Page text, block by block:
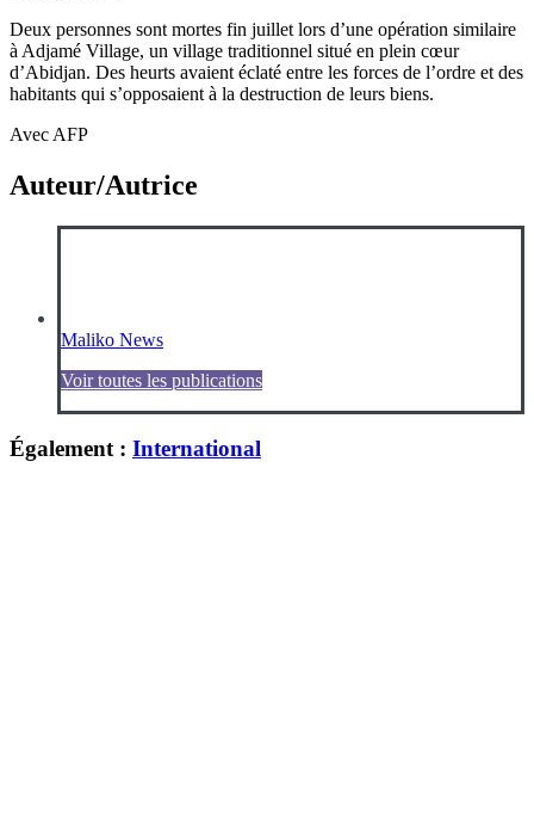
Deux personnes sont mortes fin juillet lors d’une opération similaire
à Adjamé Village, un village traditionnel situé en plein cœur
d’Abidjan. Des heurts avaient éclaté entre les forces de l’ordre et des
habitants qui s’opposaient à la destruction de leurs biens.
Avec AFP
Auteur/Autrice
Maliko News
Voir toutes les publications
Également : International